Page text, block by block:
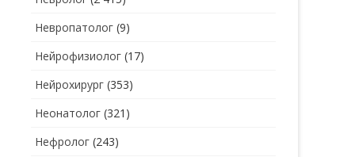
Невропатолог (9)
Нейрофизиолог (17)
Нейрохирург (353)
Неонатолог (321)
Нефролог (243)